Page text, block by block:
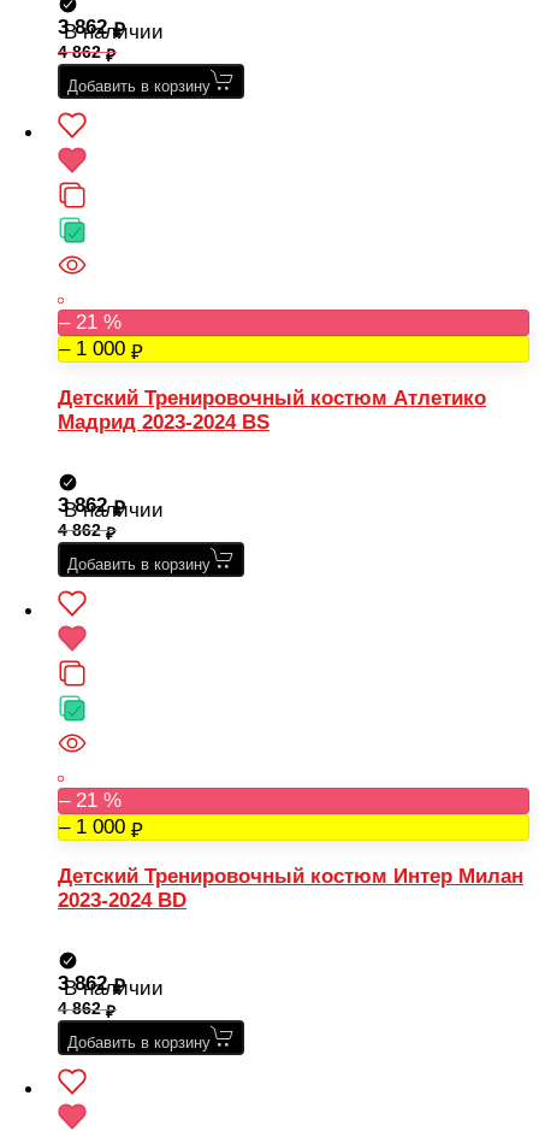
В наличии
3 862
4 862
Добавить в корзину
– 21 %
– 1 000
Детский Тренировочный костюм Атлетико
Мадрид 2023-2024 BS
В наличии
3 862
4 862
Добавить в корзину
– 21 %
– 1 000
Детский Тренировочный костюм Интер Милан
2023-2024 BD
В наличии
3 862
4 862
Добавить в корзину